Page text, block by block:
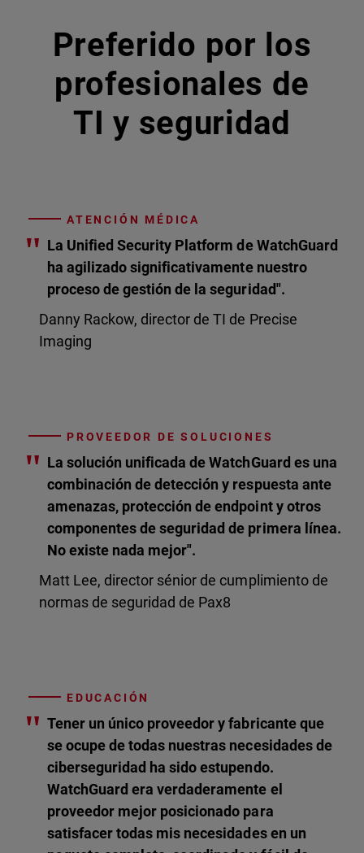
Preferido por los
profesionales de
TI y seguridad
ATENCIÓN MÉDICA
" La Unified Security Platform de WatchGuard
ha agilizado significativamente nuestro
proceso de gestión de la seguridad".
Danny Rackow, director de TI de Precise
Imaging
PROVEEDOR DE SOLUCIONES
" La solución unificada de WatchGuard es una
combinación de detección y respuesta ante
amenazas, protección de endpoint y otros
componentes de seguridad de primera línea.
No existe nada mejor".
Matt Lee, director sénior de cumplimiento de
normas de seguridad de Pax8
EDUCACIÓN
" Tener un único proveedor y fabricante que
se ocupe de todas nuestras necesidades de
ciberseguridad ha sido estupendo.
WatchGuard era verdaderamente el
proveedor mejor posicionado para
satisfacer todas mis necesidades en un